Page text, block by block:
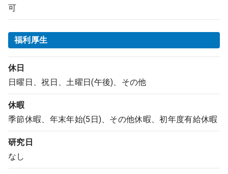
可
福利厚生
休日
日曜日、祝日、土曜日(午後)、その他
休暇
季節休暇、年末年始(5日)、その他休暇、初年度有給休暇
研究日
なし